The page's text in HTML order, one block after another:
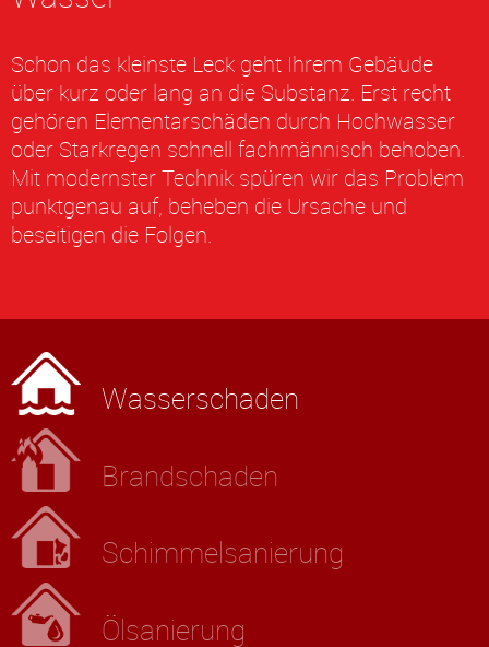
Schon das kleinste Leck geht Ihrem Gebäude
über kurz oder lang an die Substanz. Erst recht
gehören Elementarschäden durch Hochwasser
oder Starkregen schnell fachmännisch behoben.
Mit modernster Technik spüren wir das Problem
punktgenau auf, beheben die Ursache und
beseitigen die Folgen.
Wasserschaden
Brandschaden
Schimmel­sanierung
Ölsanierung